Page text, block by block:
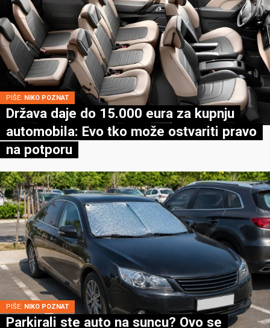
PIŠE: NIKO POZNAT
Država daje do 15.000 eura za kupnju
automobila: Evo tko može ostvariti pravo
na potporu
PIŠE: NIKO POZNAT
Parkirali ste auto na suncu? Ovo se